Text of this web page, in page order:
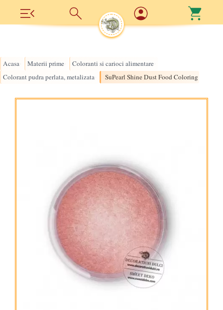
Acasa Materii prime Coloranti si carioci alimentare
Colorant pudra perlata, metalizata SuPearl Shine Dust Food Coloring - Rose